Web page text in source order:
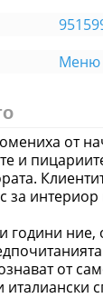
Меню
от
и
за
години
от